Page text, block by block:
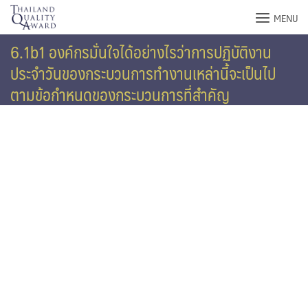
Skip
content
MENU
6.1b1 องค์กรมั่นใจได้อย่างไรว่าการปฏิบัติงาน
ประจำวันของกระบวนการทำงานเหล่านี้จะเป็นไป
ตามข้อกำหนดของกระบวนการที่สำคัญ